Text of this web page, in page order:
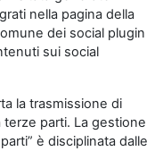
nella pagina della
dei social plugin
sui social
la trasmissione di
parti. La gestione
è disciplinata dalle